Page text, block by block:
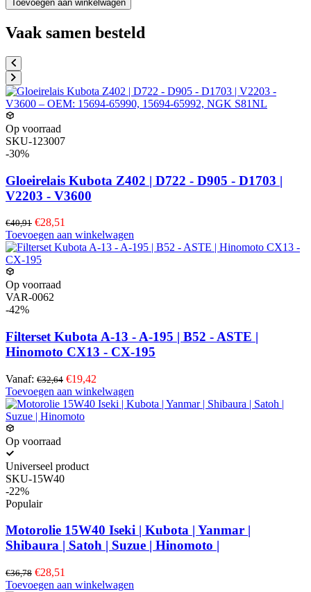
Toevoegen aan winkelwagen
Vaak samen besteld
Op voorraad
SKU-123007
-30%
Gloeirelais Kubota Z402 | D722 - D905 - D1703 |
V2203 - V3600
€40,91 €28,51
Toevoegen aan winkelwagen
Op voorraad
VAR-0062
-42%
Filterset Kubota A-13 - A-195 | B52 - ASTE |
Hinomoto CX13 - CX-195
Vanaf: €32,64 €19,42
Toevoegen aan winkelwagen
Op voorraad
Universeel product
SKU-15W40
-22%
Populair
Motorolie 15W40 Iseki | Kubota | Yanmar |
Shibaura | Satoh | Suzue | Hinomoto |
€36,78 €28,51
Toevoegen aan winkelwagen